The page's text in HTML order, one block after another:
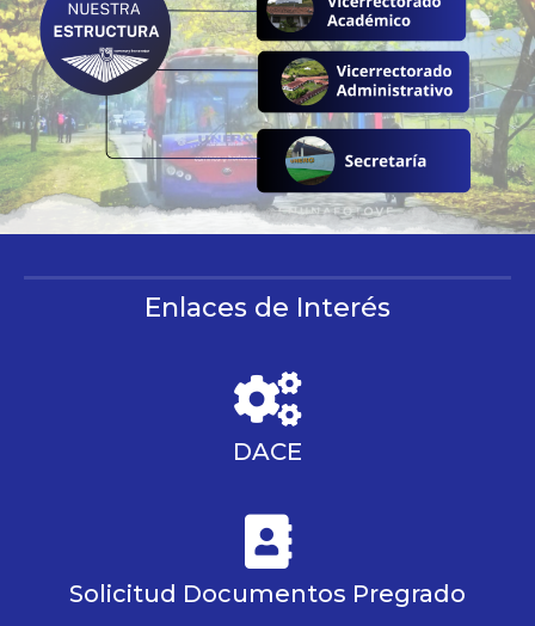
Enlaces de Interés
DACE
Solicitud Documentos Pregrado